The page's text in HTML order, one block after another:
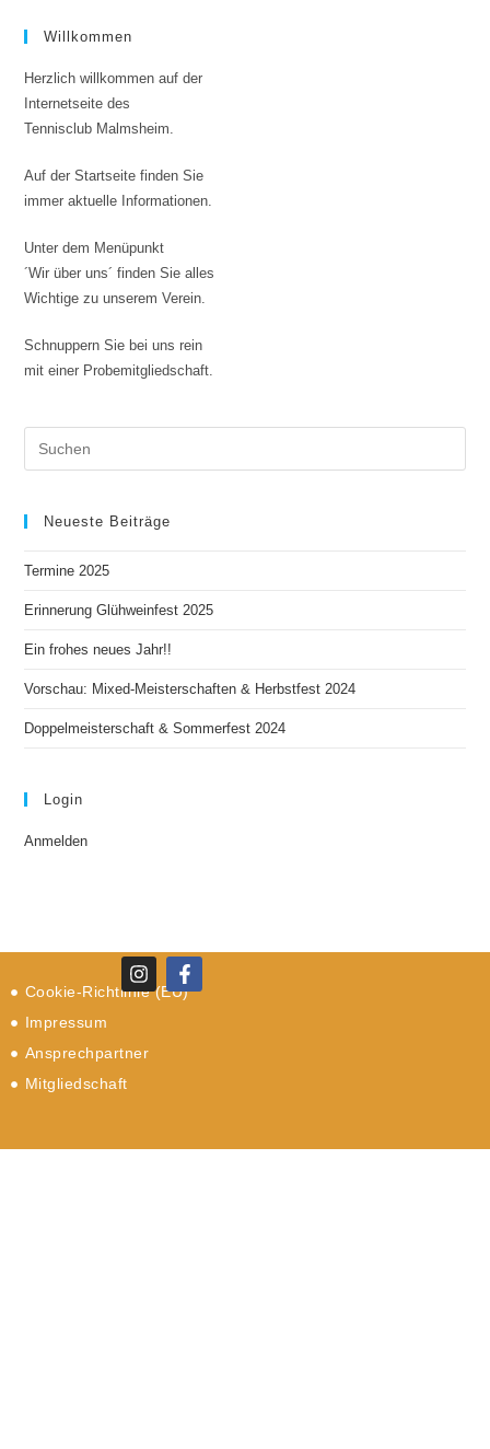
Willkommen
Herzlich willkommen auf der
Internetseite des
Tennisclub Malmsheim.
Auf der Startseite finden Sie
immer aktuelle Informationen.
Unter dem Menüpunkt
´Wir über uns´ finden Sie alles
Wichtige zu unserem Verein.
Schnuppern Sie bei uns rein
mit einer Probemitgliedschaft.
Neueste Beiträge
Termine 2025
Erinnerung Glühweinfest 2025
Ein frohes neues Jahr!!
Vorschau: Mixed-Meisterschaften & Herbstfest 2024
Doppelmeisterschaft & Sommerfest 2024
Login
Anmelden
Cookie-Richtlinie (EU)
Impressum
Ansprechpartner
Mitgliedschaft